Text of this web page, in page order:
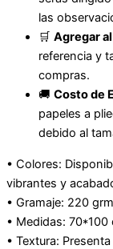
las
🛒 Agregar
referencia y
compras.
🚚 Costo de
papeles a
debido al
• Colores:
vibrantes y
• Gramaje: 220 grm
• Medidas: 70*100
• Textura: